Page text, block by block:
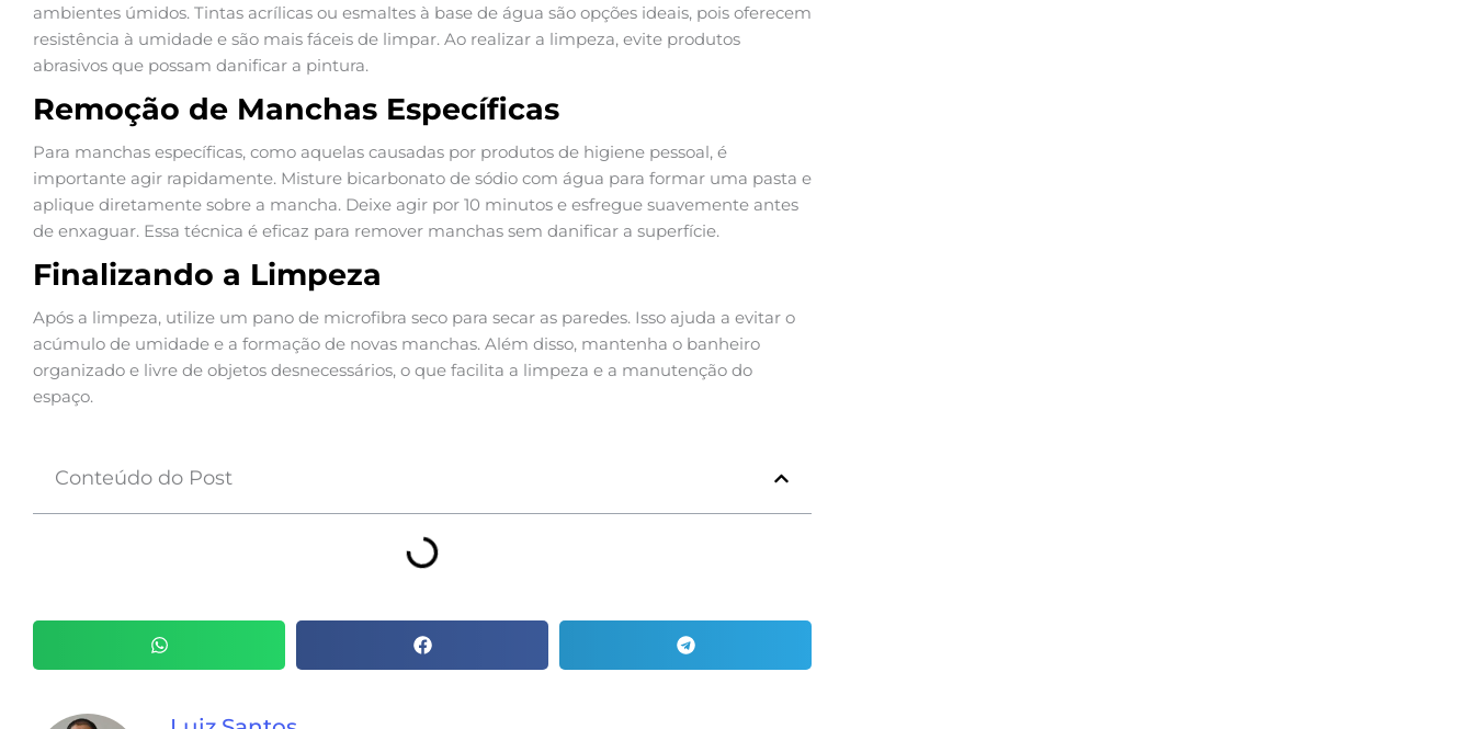
ambientes úmidos. Tintas acrílicas ou esmaltes à base de água são opções ideais, pois oferecem
resistência à umidade e são mais fáceis de limpar. Ao realizar a limpeza, evite produtos
abrasivos que possam danificar a pintura.
Remoção de Manchas Específicas
Para manchas específicas, como aquelas causadas por produtos de higiene pessoal, é
importante agir rapidamente. Misture bicarbonato de sódio com água para formar uma pasta e
aplique diretamente sobre a mancha. Deixe agir por 10 minutos e esfregue suavemente antes
de enxaguar. Essa técnica é eficaz para remover manchas sem danificar a superfície.
Finalizando a Limpeza
Após a limpeza, utilize um pano de microfibra seco para secar as paredes. Isso ajuda a evitar o
acúmulo de umidade e a formação de novas manchas. Além disso, mantenha o banheiro
organizado e livre de objetos desnecessários, o que facilita a limpeza e a manutenção do
espaço.
Conteúdo do Post